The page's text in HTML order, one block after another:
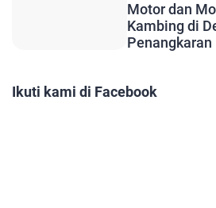
Motor dan
Kambing di
Penangkaran
Ikuti kami di Facebook